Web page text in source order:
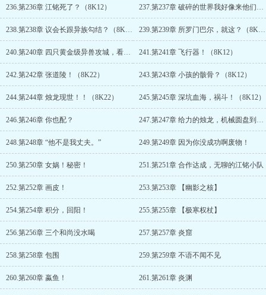
236.第236章 江铭死了？（8K12） 237.第237章 破碎的世界我好像来他们老巢了？（8K12）
238.第238章 议会长跟异族勾结？（8K22） 239.第239章 所罗门巴尔，就这？（8K12）
240.第240章 四只黄金级异兽攻城，看我表演！（8K12） 241.第241章 飞行器！（8K12）
242.第242章 张道陵！（8K22） 243.第243章 小孩的骸骨？（8K12）
244.第244章 烛龙现世！！（8K22） 245.第245章 深坑血海，祸斗！（8K12）
246.第246章 你也配？ 247.第247章 给力的烛龙，机械圆盘到手。
248.第248章 “他不是我丈夫。” 249.第249章 因为你没成功啊废物！
250.第250章 女娲！秘密！ 251.第251章 合作达成，无聊的江铭小队
252.第252章 画皮！ 253.第253章 【幽影之核】
254.第254章 积分，回阳！ 255.第255章 【极寒权杖】
256.第256章 三个和尚没水喝 257.第257章 炎窟
258.第258章 包围 259.第259章 不语不闻不见
260.第260章 蠃鱼！ 261.第261章 炎渊